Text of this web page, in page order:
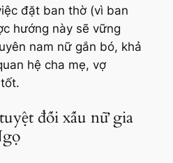
đặt ban thờ (vì ban
hướng này sẽ vững
nam nữ gắn bó, khả
hệ cha mẹ, vợ
đối xấu nữ gia